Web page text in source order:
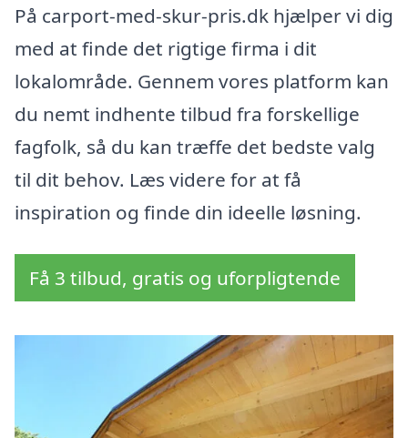
På carport-med-skur-pris.dk hjælper vi dig
med at finde det rigtige firma i dit
lokalområde. Gennem vores platform kan
du nemt indhente tilbud fra forskellige
fagfolk, så du kan træffe det bedste valg
til dit behov. Læs videre for at få
inspiration og finde din ideelle løsning.
Få 3 tilbud, gratis og uforpligtende